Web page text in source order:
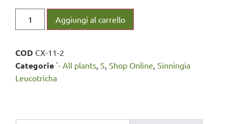
Aggiungi al carrello
COD CX-11-2
Categorie '- All plants S Shop Online Sinningia
Leucotricha